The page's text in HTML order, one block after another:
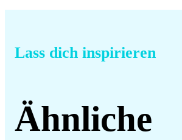
Lass dich inspirieren
Ähnliche